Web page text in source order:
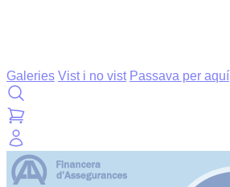
Galeries Vist i no vist Passava per aquí